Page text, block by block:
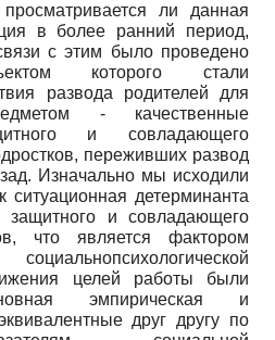
ли данная
в более ранний период,
с этим было проведено
которого стали
развода родителей для
- качественные
и совладающего
переживших развод
Изначально мы исходили
ситуационная детерминанта
защитного и совладающего
что является фактором
целей работы были
эмпирическая и
друг другу по